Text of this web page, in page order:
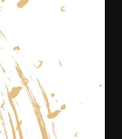
Preise
Reviews
Karriere
Suchtrends
Blog